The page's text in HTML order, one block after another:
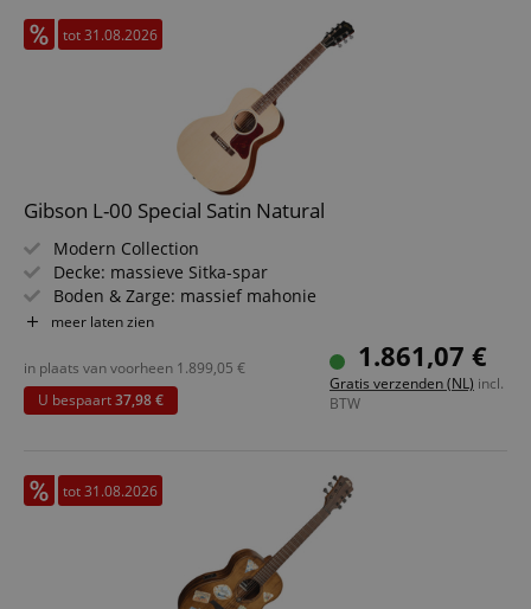
tot 31.08.2026
Gibson L-00 Special Satin Natural
Modern Collection
Decke: massieve Sitka-spar
Boden & Zarge: massief mahonie
Griffbrett/Hals: palissander / Utile
Farbe & Finish: Satin Natural, Satin Nitrocellulose
meer laten zien
1.861,07 €
Gratis verzenden (NL) incl.
BTW
in plaats van voorheen 1.899,05 €
U bespaart37,98 €
tot 31.08.2026